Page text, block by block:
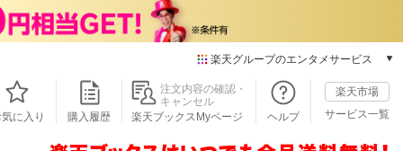
楽天グループのエンタメサービス
本/ゲーム/CD/DVD
楽天ブックス
楽天Kobo
気に入り 購入履歴
注文内容の確認・
キャンセル
楽天ブックスMyページ
ヘルプ
楽天市場
サービス一覧